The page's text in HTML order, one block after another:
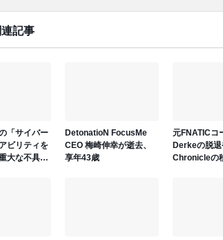
記事
「サイバー
ビリティを
大な不具合
DetonatioN FocusMe
CEO 梅崎伸幸が逝去、
享年43歳
元FNATICコ
Derkeの脱退
Chronicleの